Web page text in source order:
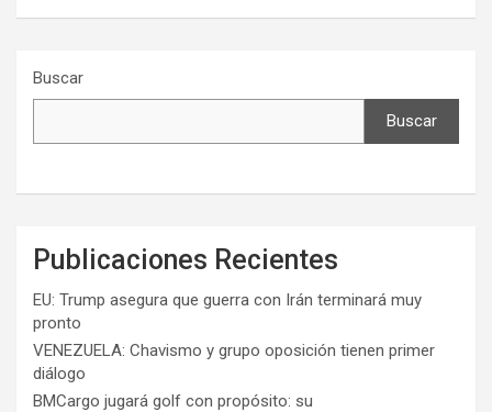
Buscar
Buscar
Publicaciones Recientes
EU: Trump asegura que guerra con Irán terminará muy
pronto
VENEZUELA: Chavismo y grupo oposición tienen primer
diálogo
BMCargo jugará golf con propósito: su